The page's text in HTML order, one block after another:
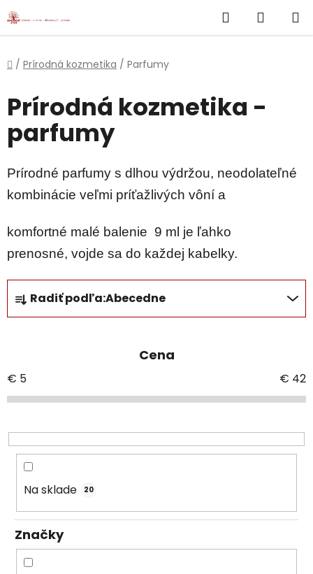
Prejsť
na
Hľadať
KOŠÍK
Domov
/ Prírodná kozmetika / Parfumy
Prírodná kozmetika -
parfumy
Prírodné parfumy s dlhou výdržou, neodolateľné
kombinácie veľmi príťažlivých vôní a
komfortné malé balenie 9 ml je ľahko
prenosné, vojde sa do každej kabelky.
R
a
d
i
e
r
o
o
Radiť podľa:Abecedne
Cena
€ 5 € 42
Na sklade 20
Značky